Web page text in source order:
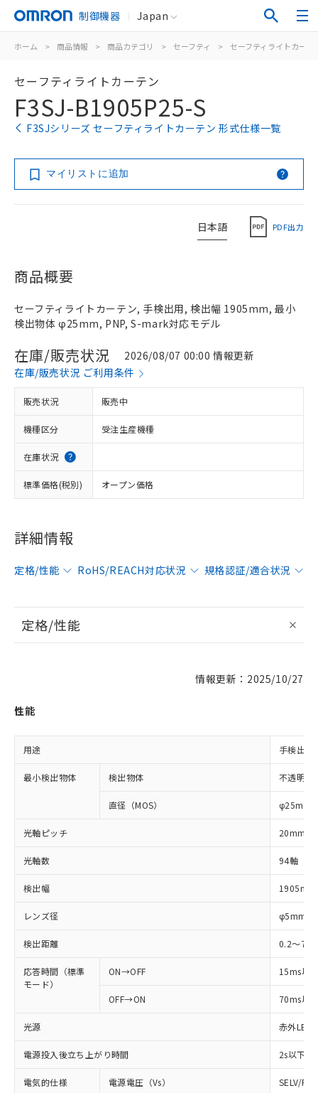
制御機器 Japan
ホーム > 商品情報 > 商品カテゴリ > セーフティ > セーフティライトカー
セーフティライトカーテン
F3SJ-B1905P25-S
F3SJシリーズ セーフティライトカーテン 形式仕様一覧
マイリストに追加
日本語 PDF出力
商品概要
セーフティライトカーテン, 手検出用, 検出幅 1905mm, 最小
検出物体 φ25mm, PNP, S-mark対応モデル
在庫/販売状況
2026/08/07 00:00 情報更新
在庫/販売状況 ご利用条件
販売状況 販売中
機種区分 受注生産機種
在庫状況
標準価格(税別) オープン価格
詳細情報
定格/性能 RoHS/REACH対応状況 規格認証/適合状況
定格/性能
情報更新：2025/10/27
性能
用途 手検出用
最小検出物体 検出物体 不透明体
直径（MOS） φ25mm
光軸ピッチ 20mm
光軸数 94軸
検出幅 1905mm
レンズ径 φ5mm
検出距離 0.2～7m
応答時間（標準
モード）
ON→OFF 15ms以
OFF→ON 70ms以
光源 赤外LED
電源投入後立ち上がり時間 2s以下
電気的仕様 電源電圧（Vs） SELV/